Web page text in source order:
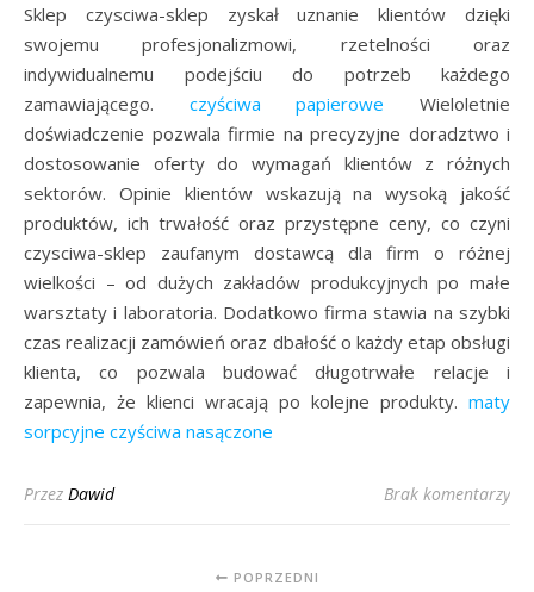
Sklep czysciwa-sklep zyskał uznanie klientów dzięki
swojemu profesjonalizmowi, rzetelności oraz
indywidualnemu podejściu do potrzeb każdego
zamawiającego. czyściwa papierowe Wieloletnie
doświadczenie pozwala firmie na precyzyjne doradztwo i
dostosowanie oferty do wymagań klientów z różnych
sektorów. Opinie klientów wskazują na wysoką jakość
produktów, ich trwałość oraz przystępne ceny, co czyni
czysciwa-sklep zaufanym dostawcą dla firm o różnej
wielkości – od dużych zakładów produkcyjnych po małe
warsztaty i laboratoria. Dodatkowo firma stawia na szybki
czas realizacji zamówień oraz dbałość o każdy etap obsługi
klienta, co pozwala budować długotrwałe relacje i
zapewnia, że klienci wracają po kolejne produkty. maty
sorpcyjne czyściwa nasączone
Przez Dawid Brak komentarzy
POPRZEDNI